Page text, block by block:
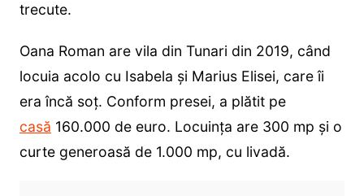
trecute.
Oana Roman are vila din Tunari din 2019, când
locuia acolo cu Isabela și Marius Elisei, care îi
era încă soț. Conform presei, a plătit pe
casă 160.000 de euro. Locuința are 300 mp și o
curte generoasă de 1.000 mp, cu livadă.